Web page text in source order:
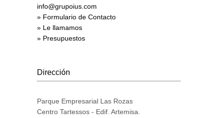
info@grupoius.com
» Formulario de Contacto
» Le llamamos
» Presupuestos
Dirección
Parque Empresarial Las Rozas
Centro Tartessos - Edif. Artemisa.